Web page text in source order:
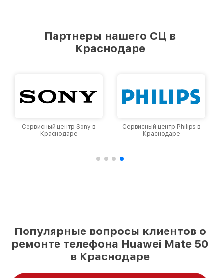
Партнеры нашего СЦ в
Краснодаре
Сервисный центр Sony в
Краснодаре
Сервисный центр Philips в
Краснодаре
Популярные вопросы клиентов о
ремонте телефона Huawei Mate 50
в Краснодаре